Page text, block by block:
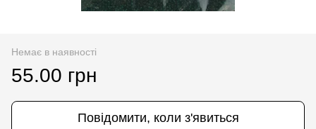
Немає в наявності
55.00 грн
Повідомити, коли з'явиться